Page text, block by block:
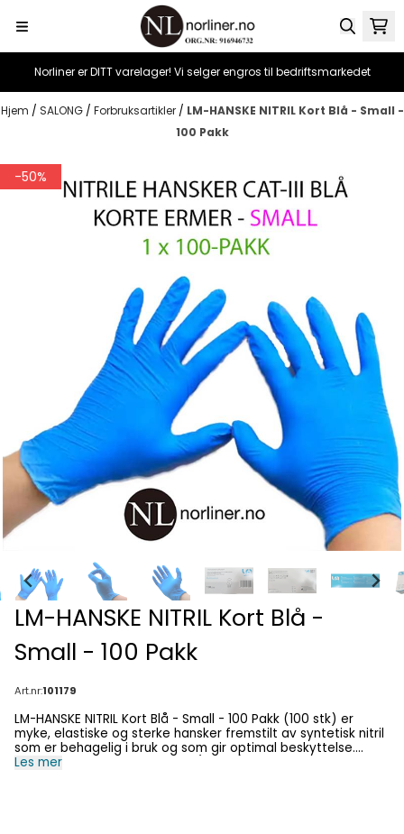
Hopp til innhold
Norliner er DITT varelager! Vi selger engros til bedriftsmarkedet
Hjem / SALONG / Forbruksartikler / LM-HANSKE NITRIL Kort Blå - Small -
100 Pakk
-50%
LM-HANSKE NITRIL Kort Blå -
Small - 100 Pakk
Art.nr:101179
LM-HANSKE NITRIL Kort Blå - Small - 100 Pakk (100 stk) er
myke, elastiske og sterke hansker fremstilt av syntetisk nitril
som er behagelig i bruk og som gir optimal beskyttelse.
Latex Fri. Pudder Fri. Med kort (vanlig) utførelse. Og Blå
Les mer